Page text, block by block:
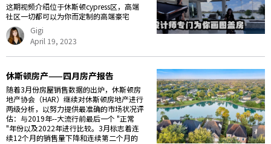
这期视频介绍位于休斯顿cypress区，高端
社区一切都可以为你而定制的高端豪宅
Gigi
April 19, 2023
休斯顿房产——四月房产报告
随着3月份房屋销售数据的出炉，休斯顿房
地产协会（HAR）继续对休斯顿房地产进行
两级分析，以努力提供最准确的市场状况评
估：与2019年--大流行前最后一个 "正常
"年份以及2022年进行比较。3月标志着连
续12个月的销售量下降和连续第二个月的